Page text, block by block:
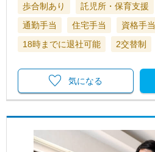
歩合制あり 託児所・保育支援
通勤手当
住宅手当 資格手当
18時までに退社可能
2交替制
気になる